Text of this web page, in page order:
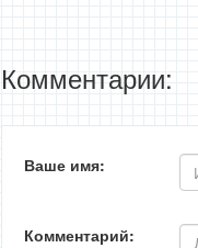
Комментарии:
Ваше имя:
Комментарий: